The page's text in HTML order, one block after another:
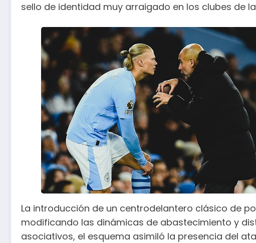
sello de identidad muy arraigado en los clubes de la
La introducción de un centrodelantero clásico de
modificando las dinámicas de abastecimiento y
asociativos, el esquema asimiló la presencia del